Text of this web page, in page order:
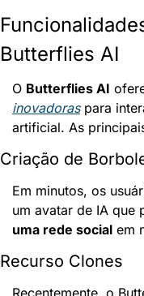
Butterflies AI
O Butterflies AI
inovadoras para
artificial. As
Criação de
Em minutos, os
um avatar de IA que
uma rede social em
Recurso Clones